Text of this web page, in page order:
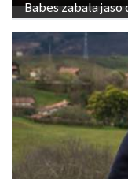
Babes zabala jaso